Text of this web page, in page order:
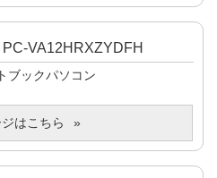
VA12HRXZYDFH
ブックパソコン
はこちら